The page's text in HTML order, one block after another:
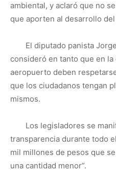
ambiental, y aclaró que no
que aporten al desarrollo del
El diputado panista
consideró en tanto que en
aeropuerto deben
que los ciudadanos tengan
mismos.
Los legisladores se
transparencia durante todo
mil millones de pesos que
una cantidad menor”.